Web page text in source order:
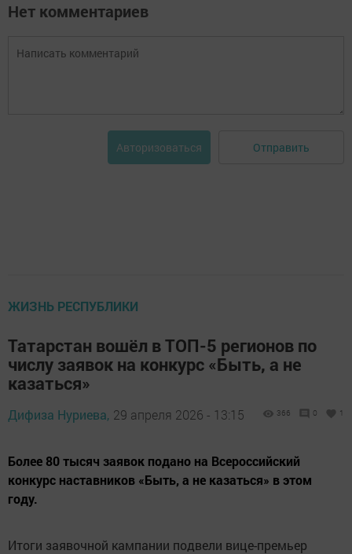
Нет комментариев
Авторизоваться Отправить
ЖИЗНЬ РЕСПУБЛИКИ
Татарстан вошёл в ТОП-5 регионов по
числу заявок на конкурс «Быть, а не
казаться»
Дифиза Нуриева, 29 апреля 2026 - 13:15 366 0 1
Более 80 тысяч заявок подано на Всероссийский
конкурс наставников «Быть, а не казаться» в этом
году.
Итоги заявочной кампании подвели вице-премьер